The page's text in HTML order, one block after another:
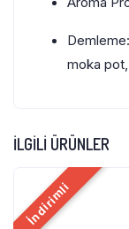
moka
İLGILI ÜRÜNLER
İndirimli